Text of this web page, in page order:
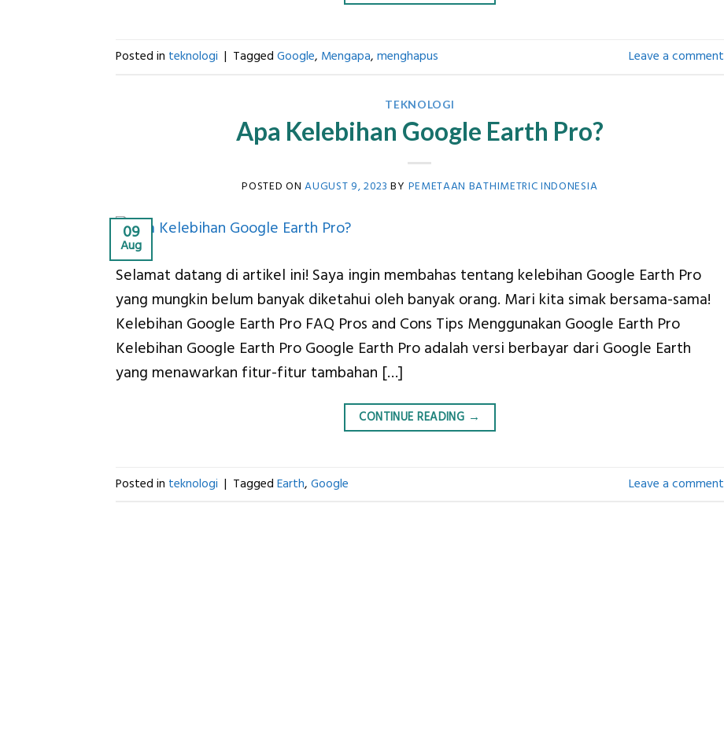
Posted in teknologi | Tagged Google, Mengapa, menghapus Leave a comment
TEKNOLOGI
Apa Kelebihan Google Earth Pro?
POSTED ONAUGUST 9, 2023 BY PEMETAAN BATHIMETRIC INDONESIA
09
Aug
Selamat datang di artikel ini! Saya ingin membahas tentang kelebihan Google Earth Pro
yang mungkin belum banyak diketahui oleh banyak orang. Mari kita simak bersama-sama!
Kelebihan Google Earth Pro FAQ Pros and Cons Tips Menggunakan Google Earth Pro
Kelebihan Google Earth Pro Google Earth Pro adalah versi berbayar dari Google Earth
yang menawarkan fitur-fitur tambahan […]
CONTINUE READING →
Posted in teknologi | Tagged Earth, Google Leave a comment